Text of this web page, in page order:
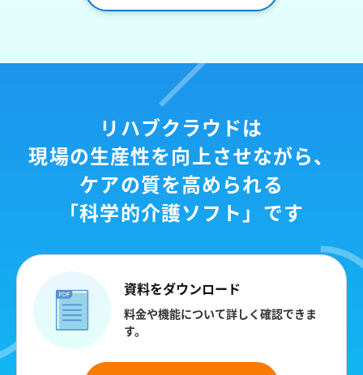
リハブクラウドは
現場の生産性を向上させながら、
ケアの質を高められる
「科学的介護ソフト」です
資料をダウンロード
料金や機能について詳しく確認できま
す。